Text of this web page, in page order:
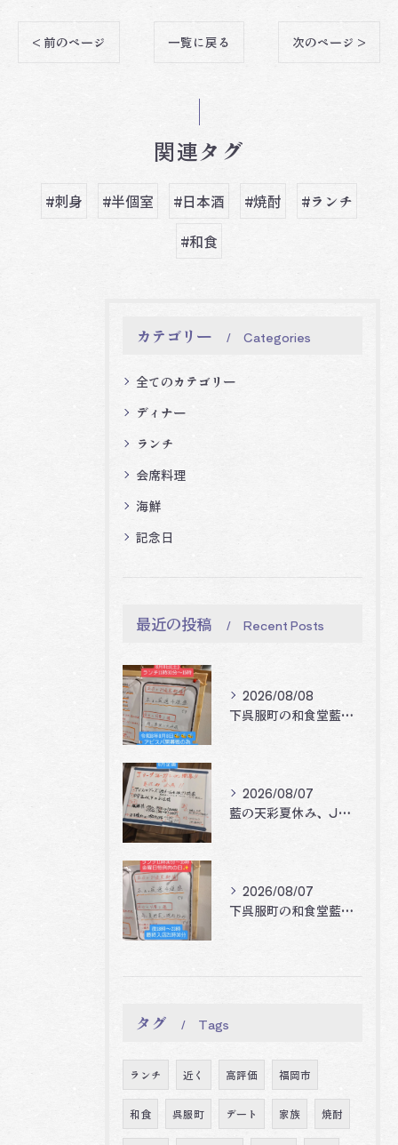
< 前のページ 一覧に戻る 次のページ >
関連タグ
#刺身 #半個室 #日本酒 #焼酎
#ランチ
#和食
カテゴリー Categories
全てのカテゴリー
ディナー
ランチ
会席料理
海鮮
記念日
最近の投稿 Recent Posts
2026/08/08
下呉服町の和食堂藍の天彩です。
2026/08/07
藍の天彩夏休み、Jリーグ開幕企画‼️🐝🐝🐝
2026/08/07
下呉服町の和食堂藍の天彩です。
タグ Tags
ランチ 近く 高評価 福岡市
和食 呉服町 デート 家族 焼酎